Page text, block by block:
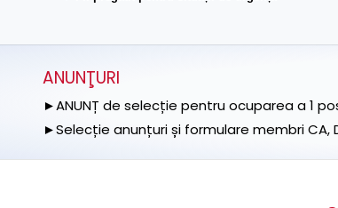
ANUNŢURI
►ANUNȚ de selecție pentru ocuparea a 1
►Selecție anunțuri și formulare membri CA,